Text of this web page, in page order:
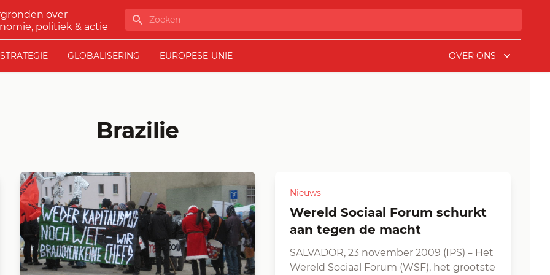
over
politiek & actie
Zoeken
STRATEGIE GLOBALISERING EUROPESE-UNIE OVER ONS
Brazilie
Nieuws
Wereld Sociaal Forum schurkt
aan tegen de macht
SALVADOR, 23 november 2009 (IPS) – Het
Wereld Sociaal Forum (WSF), het grootste